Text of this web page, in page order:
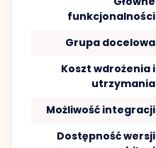
funkcjonalności
Grupa docelowa
Koszt wdrożenia i
utrzymania
Możliwość integracji
Dostępność wersji